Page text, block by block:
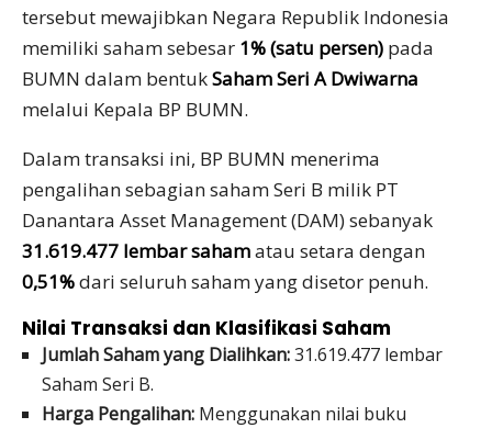
tersebut mewajibkan Negara Republik Indonesia
memiliki saham sebesar 1% (satu persen) pada
BUMN dalam bentukSaham Seri A Dwiwarna
melalui Kepala BP BUMN.
Dalam transaksi ini, BP BUMN menerima
pengalihan sebagian saham Seri B milik PT
Danantara Asset Management (DAM) sebanyak
31.619.477 lembar sahamatau setara dengan
0,51%dari seluruh saham yang disetor penuh.
Nilai Transaksi dan Klasifikasi Saham
Jumlah Saham yang Dialihkan:31.619.477 lembar
Saham Seri B.
Harga Pengalihan: Menggunakan nilai buku